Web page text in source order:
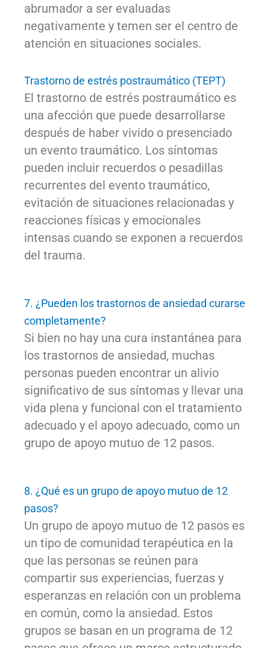
abrumador a ser evaluadas
negativamente y temen ser el centro de
atención en situaciones sociales.
Trastorno de estrés postraumático (TEPT)
El trastorno de estrés postraumático es
una afección que puede desarrollarse
después de haber vivido o presenciado
un evento traumático. Los síntomas
pueden incluir recuerdos o pesadillas
recurrentes del evento traumático,
evitación de situaciones relacionadas y
reacciones físicas y emocionales
intensas cuando se exponen a recuerdos
del trauma.
7. ¿Pueden los trastornos de ansiedad curarse
completamente?
Si bien no hay una cura instantánea para
los trastornos de ansiedad, muchas
personas pueden encontrar un alivio
significativo de sus síntomas y llevar una
vida plena y funcional con el tratamiento
adecuado y el apoyo adecuado, como un
grupo de apoyo mutuo de 12 pasos.
8. ¿Qué es un grupo de apoyo mutuo de 12
pasos?
Un grupo de apoyo mutuo de 12 pasos es
un tipo de comunidad terapéutica en la
que las personas se reúnen para
compartir sus experiencias, fuerzas y
esperanzas en relación con un problema
en común, como la ansiedad. Estos
grupos se basan en un programa de 12